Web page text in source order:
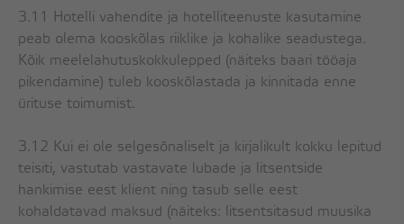
3.11 Hotelli vahendite ja hotelliteenuste kasutamine
peab olema kooskõlas riiklike ja kohalike seadustega.
Kõik meelelahutuskokkulepped (näiteks baari tööaja
pikendamine) tuleb kooskõlastada ja kinnitada enne
ürituse toimumist.
3.12 Kui ei ole selgesõnaliselt ja kirjalikult kokku lepitud
teisiti, vastutab vastavate lubade ja litsentside
hankimise eest klient ning tasub selle eest
kohaldatavad maksud (näiteks: litsentsitasud muusika